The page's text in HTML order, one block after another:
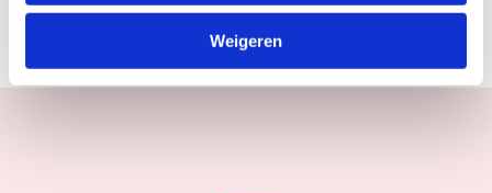
Weigeren